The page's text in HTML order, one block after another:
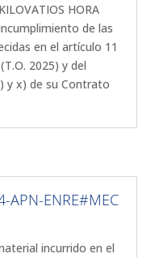
HORA
de las
en el artículo 11
2025) y del
y x) de su Contrato
APN-ENRE#MEC
incurrido en el